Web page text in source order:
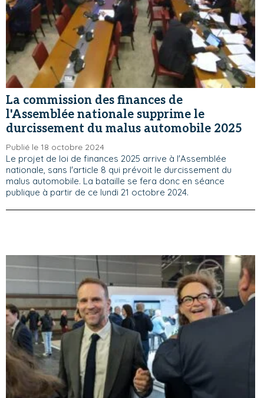
La commission des finances de
l'Assemblée nationale supprime le
durcissement du malus automobile 2025
Publié le 18 octobre 2024
Le projet de loi de finances 2025 arrive à l'Assemblée
nationale, sans l'article 8 qui prévoit le durcissement du
malus automobile. La bataille se fera donc en séance
publique à partir de ce lundi 21 octobre 2024.